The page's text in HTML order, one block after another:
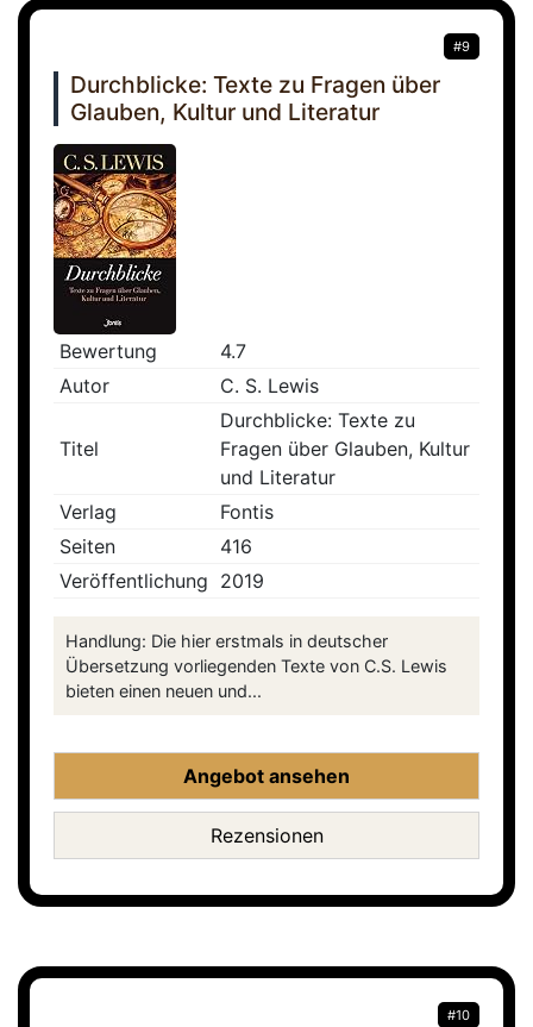
#9
Durchblicke: Texte zu Fragen über
Glauben, Kultur und Literatur
Bewertung
4.7
Autor
C. S. Lewis
Titel
Durchblicke: Texte zu
Fragen über Glauben, Kultur
und Literatur
Verlag
Fontis
Seiten
416
Veröffentlichung 2019
Handlung: Die hier erstmals in deutscher
Übersetzung vorliegenden Texte von C.S. Lewis
bieten einen neuen und...
Angebot ansehen
Rezensionen
#10